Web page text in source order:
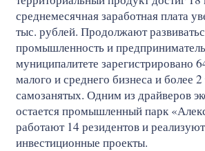
среднемесячная заработная плата
тыс. рублей. Продолжают
промышленность и
муниципалитете зарегистрировано
малого и среднего бизнеса и более 2
самозанятых. Одним из драйверов
остается промышленный парк
работают 14 резидентов и
инвестиционные проекты.